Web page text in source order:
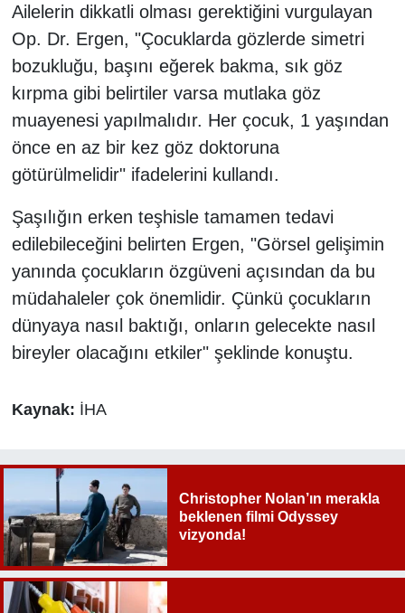
Ailelerin dikkatli olması gerektiğini vurgulayan
Op. Dr. Ergen, "Çocuklarda gözlerde simetri
bozukluğu, başını eğerek bakma, sık göz
kırpma gibi belirtiler varsa mutlaka göz
muayenesi yapılmalıdır. Her çocuk, 1 yaşından
önce en az bir kez göz doktoruna
götürülmelidir" ifadelerini kullandı.
Şaşılığın erken teşhisle tamamen tedavi
edilebileceğini belirten Ergen, "Görsel gelişimin
yanında çocukların özgüveni açısından da bu
müdahaleler çok önemlidir. Çünkü çocukların
dünyaya nasıl baktığı, onların gelecekte nasıl
bireyler olacağını etkiler" şeklinde konuştu.
Kaynak: İHA
Christopher Nolan’ın merakla
beklenen filmi Odyssey
vizyonda!